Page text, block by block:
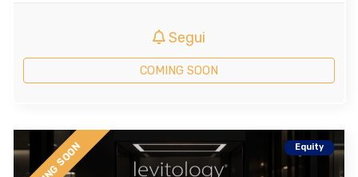
Segui
COMING SOON
Equity